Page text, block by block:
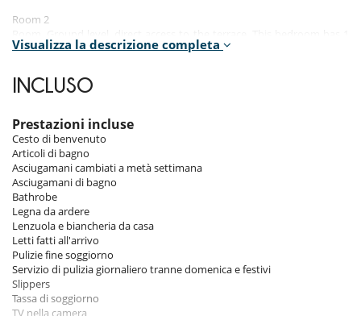
Room 2
double bed. Bathroom ensuite.
Room 3
Room, Ground level. This bedroom has 4 bunk beds. Bathroom
Room 4
Room, 1st floor. This bedroom has 1 double bed King size. Bathroom
ensuite.
Indoors
The flat is new and modern, with an Alpine style mixed with
contemporary touches. The first floor opens onto a spacious living
area including a lounge with fireplace, perfect for aperitifs with friends,
and a fully equipped open-plan kitchen for preparing delicious meals.
Three bedrooms, each with its own shower room, offer comfort and
privacy. Two double bedrooms, one with access to the terrace, and
Visualizza la descrizione completa
INCLUSO
Prestazioni incluse
Cesto di benvenuto
Articoli di bagno
Asciugamani cambiati a metà settimana
Asciugamani di bagno
Bathrobe
Legna da ardere
Lenzuola e biancheria da casa
Letti fatti all'arrivo
Pulizie fine soggiorno
Servizio di pulizia giornaliero tranne domenica e festivi
Slippers
Tassa di soggiorno
TV nella camera